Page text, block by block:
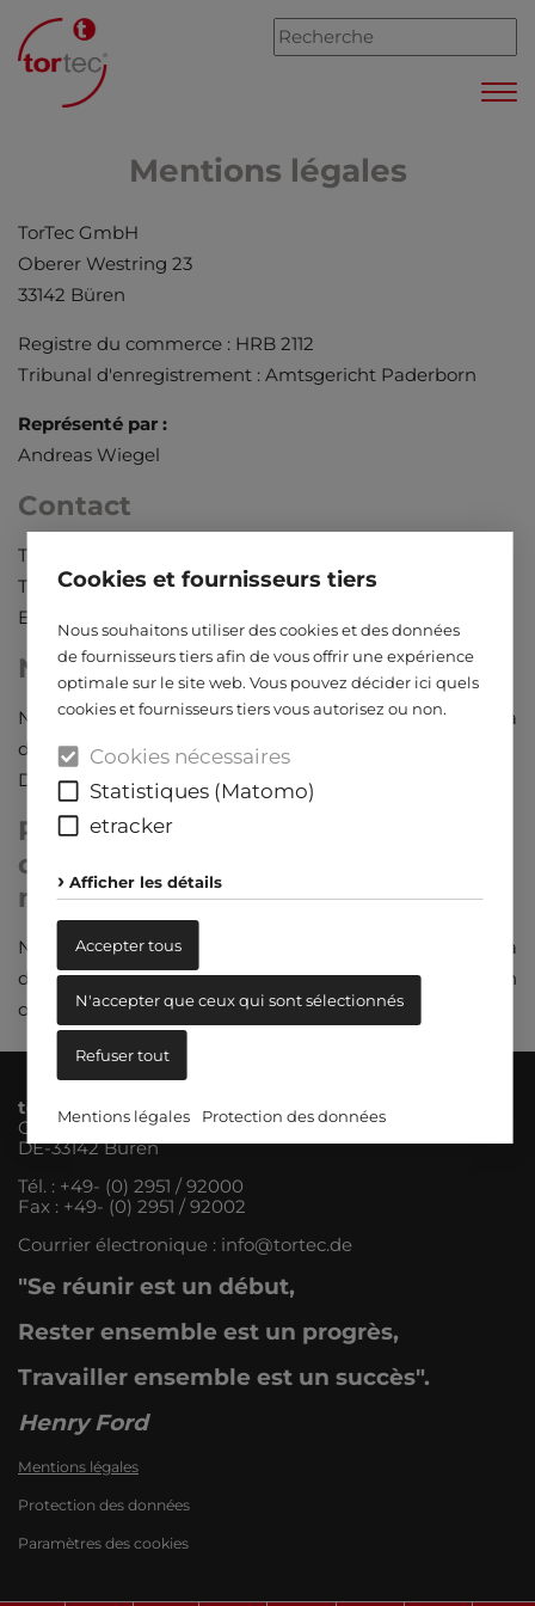
Cookies et fournisseurs tiers
Nous souhaitons utiliser des cookies et des données
de fournisseurs tiers afin de vous offrir une expérience
optimale sur le site web. Vous pouvez décider ici quels
cookies et fournisseurs tiers vous autorisez ou non.
Cookies nécessaires
Statistiques (Matomo)
etracker
Afficher les détails
Accepter tous
N'accepter que ceux qui sont sélectionnés
Refuser tout
Mentions légales Protection des données
Mentions légales
TorTec GmbH
Oberer Westring 23
33142 Büren
Registre du commerce : HRB 2112
Tribunal d'enregistrement : Amtsgericht Paderborn
Représenté par :
Andreas Wiegel
Contact
Ttéléphone : 0 29 51 - 92 000
Ttélécopie: 0 29 51 - 92 002
E-Mail:
Numéro d'identification fiscale
Numéro d'identification TVA conformément au § 27 a
de la loi allemande sur la taxe sur le chiffre d'affaires :
DE 126336517
Règlement des litiges de
consommation/organisme de
médiation universel
Nous ne sommes ni disposés ni tenus de participer à
des procédures de règlement des litiges devant un
organisme de médiation de consommation.
tortec ® GmbH
Oberer Westring 23
DE-33142 Büren
Tél. : +49- (0) 2951 / 92000
Fax : +49- (0) 2951 / 92002
Courrier électronique : info@tortec.de
"Se réunir est un début,
Rester ensemble est un progrès,
Travailler ensemble est un succès".
Henry Ford
Mentions légales
Protection des données
Paramètres des cookies